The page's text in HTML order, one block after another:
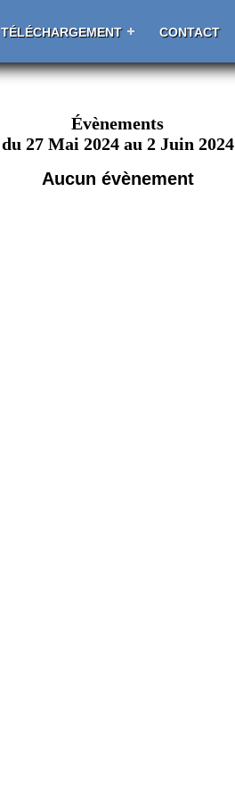
TÉLÉCHARGEMENT CONTACT
Évènements
du 27 Mai 2024 au 2 Juin 2024
Aucun évènement